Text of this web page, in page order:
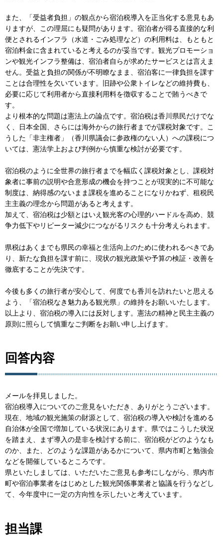
また、「受益者負担」の観点から宿泊税導入を正当化する意見もあ
りますが、この理屈にも疑問があります。宿泊者が得る直接的な利
便とされるインフラ（水道・ごみ処理など）の利用料は、もともと
宿泊料金に含まれていると考えるのが妥当です。観光プロモーショ
ンや観光インフラ整備は、宿泊者自らが求めたサービスとは言えま
せん。受益と負担の関係が不明瞭なまま、宿泊客に一律負担を課す
ことは合理性を欠いています。旧跡や公衆トイレなどの維持費も、
必要に応じて利用者から直接利用料を徴収することで賄うべきで
す。
より根本的な問題は憲法上の論点です。宿泊税は香川県民だけでな
く、日本全国、さらには海外からの旅行者までが課税対象です。こ
うした「非主権者」（香川県議会に参政権のない人）への課税につ
いては、憲法学上および判例から慎重な検討が必要です。
宿泊税のように全世界の旅行者までを幅広く課税対象とし、課税対
象者に事前の説明や合意形成の機会を持つことが現実的に不可能な
制度は、納得感のないまま課税を進めることになりかねず、租税民
主主義の理念から問題があると考えます。
加えて、宿泊税は少額とはいえ観光客の心理的ハードルを高め、競
争力低下やリピーター減少につながるリスクも十分考えられます。
県税はあくまでも県民の幸福と生活向上のために使われるべきであ
り、新たな負担を課す前に、現状の観光政策や予算の検証・改善を
徹底することが先決です。
今後も多くの旅行者が安心して、何度でも香川を訪れたいと思える
よう、「宿泊税なき魅力ある観光県」の維持をお願いいたします。
以上より、宿泊税の導入には反対します。憲法の精神と民主主義の
原則に照らして慎重なご判断をお願い申し上げます。
回答内容
メールを拝見しました。
宿泊税導入についてのご意見をいただき、ありがとうございます。
現在、地域の観光施策の財源として、宿泊税の導入や検討を進める
自治体が全国で増加している状況にあります。県ではこうした状況
を踏まえ、まず導入の是非を検討する前に、宿泊税がどのようなも
のか、また、どのような課題があるかについて、県内市町と勉強会
などを開催しているところです。
県といたしましては、いただいたご意見も参考にしながら、県内市
町や宿泊事業者をはじめとした観光関係事業者と協議を行うなどし
て、今年度中に一定の方向性を示したいと考えています。
担当課